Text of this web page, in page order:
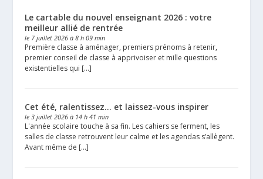
Le cartable du nouvel enseignant 2026 : votre
meilleur allié de rentrée
le 7 juillet 2026 à 8 h 09 min
Première classe à aménager, premiers prénoms à retenir,
premier conseil de classe à apprivoiser et mille questions
existentielles qui […]
Cet été, ralentissez… et laissez-vous inspirer
le 3 juillet 2026 à 14 h 41 min
L'année scolaire touche à sa fin. Les cahiers se ferment, les
salles de classe retrouvent leur calme et les agendas s’allègent.
Avant même de […]